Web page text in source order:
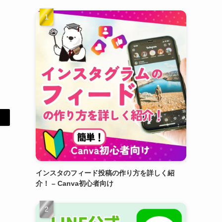
インスタのフィード投稿の作り方を詳しく紹
介！ – Canva初心者向け